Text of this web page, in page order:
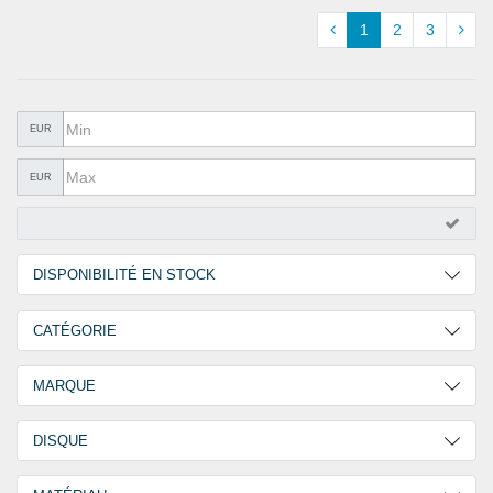
CATALOGUES
1 2 3
EUR
EUR
DISPONIBILITÉ EN STOCK
2 Jours
30 Jours 18
CATÉGORIE
Vis autoforeuses, tête hexagonale avec fente
MARQUE
DISQUE
EPDM